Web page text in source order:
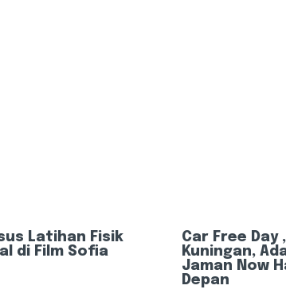
Latihan Fisik
di Film Sofia
Car Free Day
Kuningan,
Jaman Now
Depan